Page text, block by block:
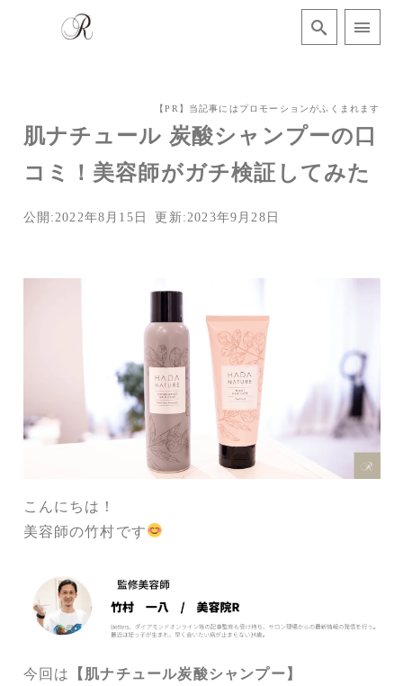
【PR】当記事にはプロモーションがふくまれます
肌ナチュール 炭酸シャンプーの口
コミ！美容師がガチ検証してみた
公開:2022年8月15日 更新:2023年9月28日
こんにちは！
美容師の竹村です
今回は
【肌ナチュール炭酸シャンプー】